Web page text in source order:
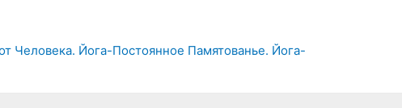
Человека. Йога-Постоянное Памятованье. Йога-